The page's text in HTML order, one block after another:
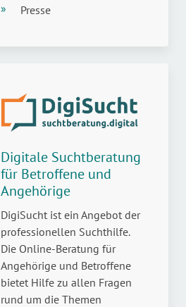
Presse
Digitale Suchtberatung
für Betroffene und
Angehörige
DigiSucht ist ein Angebot der
professionellen Suchthilfe.
Die Online-Beratung für
Angehörige und Betroffene
bietet Hilfe zu allen Fragen
rund um die Themen